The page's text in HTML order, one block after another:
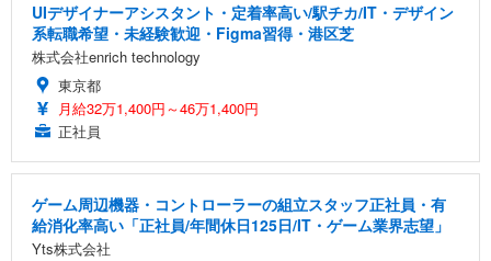
UIデザイナーアシスタント・定着率高い/駅チカ/IT・デザイン
系転職希望・未経験歓迎・Figma習得・港区芝
株式会社enrich technology
東京都
月給32万1,400円～46万1,400円
正社員
ゲーム周辺機器・コントローラーの組立スタッフ正社員・有
給消化率高い「正社員/年間休日125日/IT・ゲーム業界志望」
Yts株式会社